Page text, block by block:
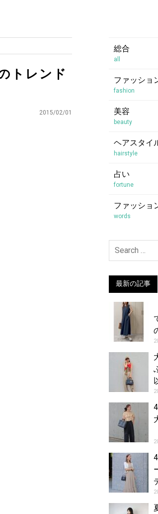
トレンド
2015/02/01
総合
all
ファッショ
fashion
美容
beauty
ヘアスタイ
hairstyle
占い
fortune
ファッショ
words
最新の記事